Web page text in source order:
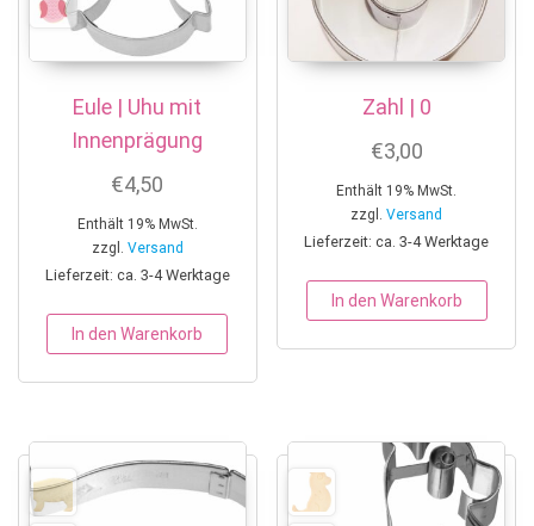
Eule | Uhu mit
Innenprägung
€4,50
Enthält 19% MwSt.
zzgl. Versand
Lieferzeit: ca. 3-4 Werktage
In den Warenkorb
Zahl | 0
€3,00
Enthält 19% MwSt.
zzgl.Versand
Lieferzeit: ca. 3-4 Werktage
In den Warenkorb